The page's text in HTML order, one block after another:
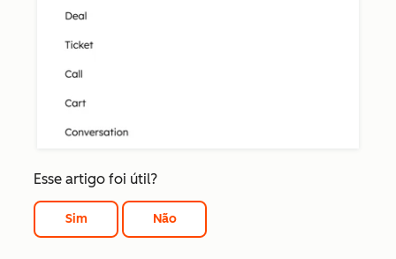
Esse artigo foi útil?
Sim Não